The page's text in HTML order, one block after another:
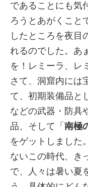
であることにも気
ろうとあがくこと
したところを夜目
れるのでした。あ
を！レミーラ、レ
さて、洞窟内には
て、初期装備品と
などの武器・防具
品、そして「 南極
をゲットしました
ないこの時代、き
で、人々は暑い夏